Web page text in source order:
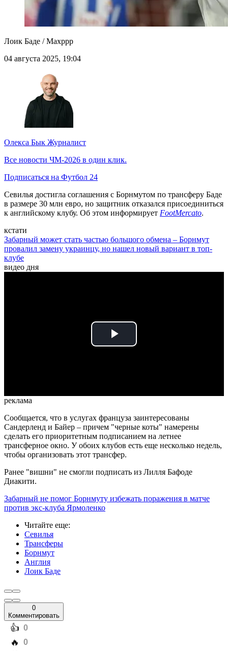
Лоик Баде / Maxppp
04 августа 2025, 19:04
Олекса Бык Журналист
Все новости ЧМ-2026 в один клик.
Подписаться на Футбол 24
Севилья достигла соглашения с Борнмутом по трансферу Баде
в размере 30 млн евро, но защитник отказался присоединиться
к английскому клубу. Об этом информирует FootMercato.
кстати
Забарный может стать частью большого обмена – Борнмут
провалил замену украинцу, но нашел новый вариант в топ-
клубе
видео дня
Play
реклама
Сообщается, что в услугах француза заинтересованы
Сандерленд и Байер – причем "черные коты" намерены
сделать его приоритетным подписанием на летнее
трансферное окно. У обоих клубов есть еще несколько недель,
чтобы организовать этот трансфер.
Ранее "вишни" не смогли подписать из Лилля Бафоде
Диакити.
Забарный не помог Борнмуту избежать поражения в матче
против экс-клуба Ярмоленко
Читайте еще:
Севилья
Трансферы
Борнмут
Англия
Лоик Баде
0
Комментировать
️👍 0
️🔥 0